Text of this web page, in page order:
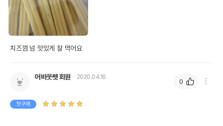
치즈껌 넘 맛있게 잘 먹어요
어바웃펫 회원 2020.04.16
첫구매
0